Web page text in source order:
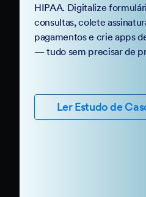
HIPAA. Digitalize
consultas, colete
pagamentos e crie apps
— tudo sem precisar de
Ler Estudo de